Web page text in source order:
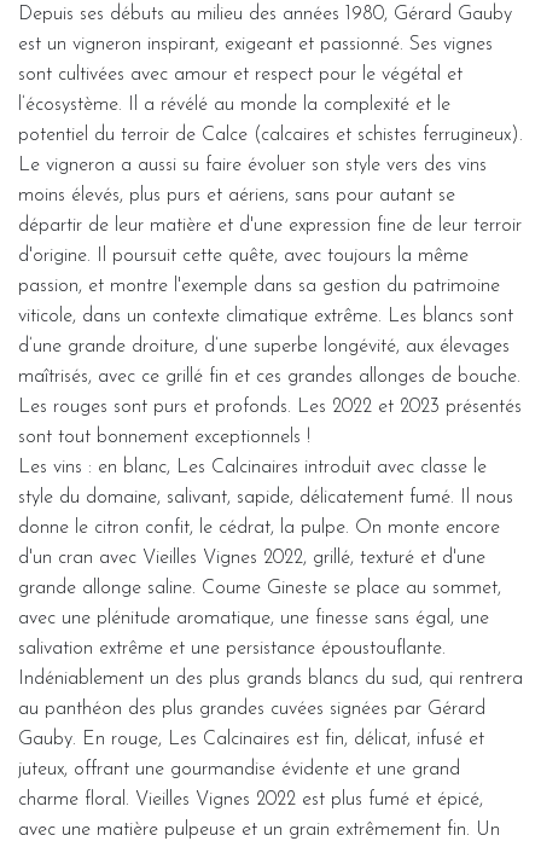
Depuis ses débuts au milieu des années 1980, Gérard Gauby
est un vigneron inspirant, exigeant et passionné. Ses vignes
sont cultivées avec amour et respect pour le végétal et
l’écosystème. Il a révélé au monde la complexité et le
potentiel du terroir de Calce (calcaires et schistes ferrugineux).
Le vigneron a aussi su faire évoluer son style vers des vins
moins élevés, plus purs et aériens, sans pour autant se
départir de leur matière et d'une expression fine de leur terroir
d'origine. Il poursuit cette quête, avec toujours la même
passion, et montre l'exemple dans sa gestion du patrimoine
viticole, dans un contexte climatique extrême. Les blancs sont
d’une grande droiture, d’une superbe longévité, aux élevages
maîtrisés, avec ce grillé fin et ces grandes allonges de bouche.
Les rouges sont purs et profonds. Les 2022 et 2023 présentés
sont tout bonnement exceptionnels !
Les vins : en blanc, Les Calcinaires introduit avec classe le
style du domaine, salivant, sapide, délicatement fumé. Il nous
donne le citron confit, le cédrat, la pulpe. On monte encore
d'un cran avec Vieilles Vignes 2022, grillé, texturé et d'une
grande allonge saline. Coume Gineste se place au sommet,
avec une plénitude aromatique, une finesse sans égal, une
salivation extrême et une persistance époustouflante.
Indéniablement un des plus grands blancs du sud, qui rentrera
au panthéon des plus grandes cuvées signées par Gérard
Gauby. En rouge, Les Calcinaires est fin, délicat, infusé et
juteux, offrant une gourmandise évidente et une grand
charme floral. Vieilles Vignes 2022 est plus fumé et épicé,
avec une matière pulpeuse et un grain extrêmement fin. Un